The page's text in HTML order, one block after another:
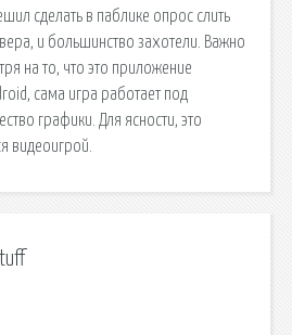
сделать в паблике опрос слить
и большинство захотели. Важно
на то, что это приложение
сама игра работает под
графики. Для ясности, это
видеоигрой.